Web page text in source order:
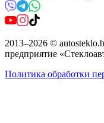
2013–2026 ©
предприятие
Политика обработки